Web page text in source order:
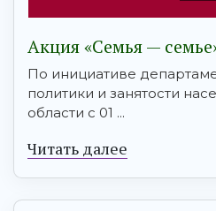
Акция «Семья —
По инициативе
политики и занятости
области с 01 ...
Читать далее